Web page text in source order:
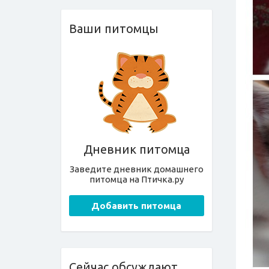
Ваши питомцы
Дневник питомца
Заведите дневник домашнего
питомца на Птичка.ру
Добавить питомца